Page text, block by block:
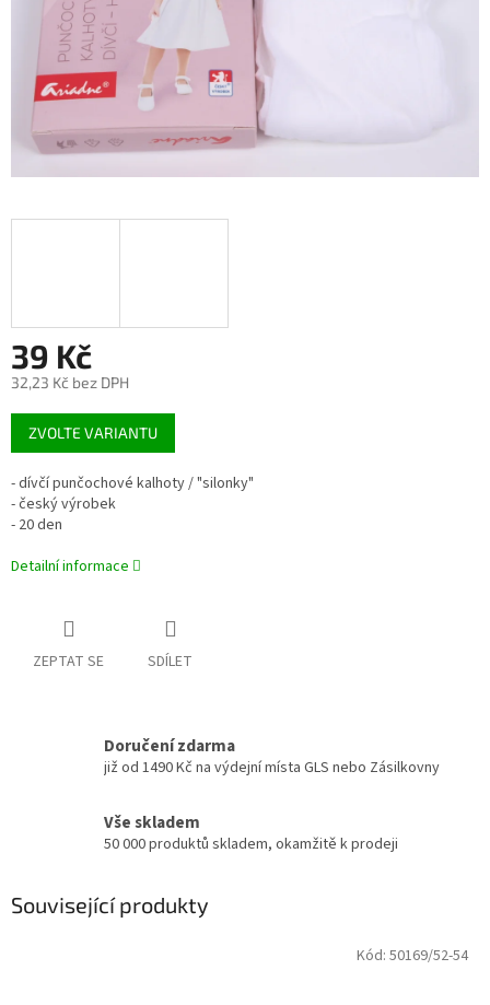
39 Kč
32,23 Kč bez DPH
Měrná
cena:
ZVOLTE VARIANTU
- dívčí punčochové kalhoty / "silonky"
- český výrobek
- 20 den
Detailní informace
ZEPTAT SE SDÍLET
Doručení zdarma
již od 1490 Kč na výdejní místa GLS nebo Zásilkovny
Vše skladem
50 000 produktů skladem, okamžitě k prodeji
Související produkty
Kód: 50169/52-54